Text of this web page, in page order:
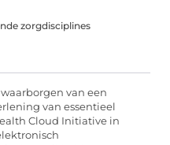
zorgdisciplines
van een
van essentieel
Cloud Initiative in